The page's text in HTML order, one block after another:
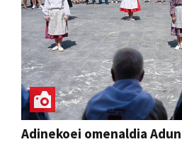
Adinekoei omenaldia